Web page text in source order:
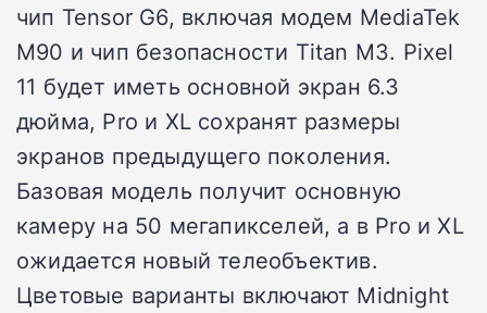
чип Tensor G6, включая модем MediaTek
M90 и чип безопасности Titan M3. Pixel
11 будет иметь основной экран 6.3
дюйма, Pro и XL сохранят размеры
экранов предыдущего поколения.
Базовая модель получит основную
камеру на 50 мегапикселей, а в Pro и XL
ожидается новый телеобъектив.
Цветовые варианты включают Midnight